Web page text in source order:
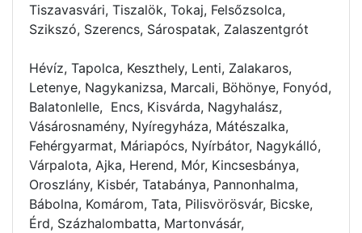
Tiszavasvári, Tiszalök, Tokaj, Felsőzsolca,
Szikszó, Szerencs, Sárospatak, Zalaszentgrót
Hévíz, Tapolca, Keszthely, Lenti, Zalakaros,
Letenye, Nagykanizsa, Marcali, Böhönye, Fonyód,
Balatonlelle, Encs, Kisvárda, Nagyhalász,
Vásárosnamény, Nyíregyháza, Mátészalka,
Fehérgyarmat, Máriapócs, Nyírbátor, Nagykálló,
Várpalota, Ajka, Herend, Mór, Kincsesbánya,
Oroszlány, Kisbér, Tatabánya, Pannonhalma,
Bábolna, Komárom, Tata, Pilisvörösvár, Bicske,
Érd, Százhalombatta, Martonvásár,